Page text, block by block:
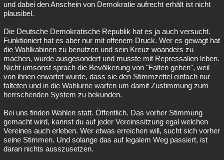
und dabei den Anschein von Demokratie aufrecht erhält ist nicht
plausibel.
Die Deutsche Demokratische Republik hat es ja auch versucht.
Funktioniert hat es aber nur mit offenem Druck. Wer es gewagt hat
die Wahlkabinen zu benutzen und sein Kreuz woanders zu
machen, wurde ausgesondert und musste mit Repressalien leben.
Nicht umsonst sprach die Bevölkerung von "Falten gehen", weil
von ihnen erwartet wurde, dass sie den Stimmzettel einfach nur
falteten und in die Wahlurne warfen um damit Zustimmung zum
herrschenden System zu bekunden.
Bei uns finden Wahlen statt. Öffentlich. Das vorher Stimmung
gemacht wird, kannst du auf jeder Vereinssitzung egal welchen
Vereines auch erleben. Wer etwas erreichen will, sucht sich vorher
seine Stimmen. Und solange das auf legalem Weg passiert, ist
daran nichts ausszusetzen.